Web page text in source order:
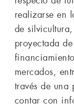
realizarse en
de
proyectada
mercados,
través de una
contar con